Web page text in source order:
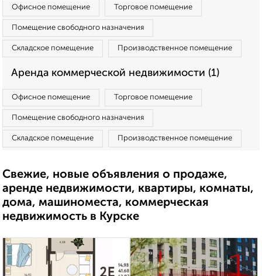
Офисное помещение Торговое помещение
Помещение свободного назначения
Складское помещение Производственное помещение
Аренда коммерческой недвижимости (1)
Офисное помещение Торговое помещение
Помещение свободного назначения
Складское помещение Производственное помещение
Свежие, новые объявления о продаже,
аренде недвижимости, квартиры, комнаты,
дома, машиноместа, коммерческая
недвижимость в Курске